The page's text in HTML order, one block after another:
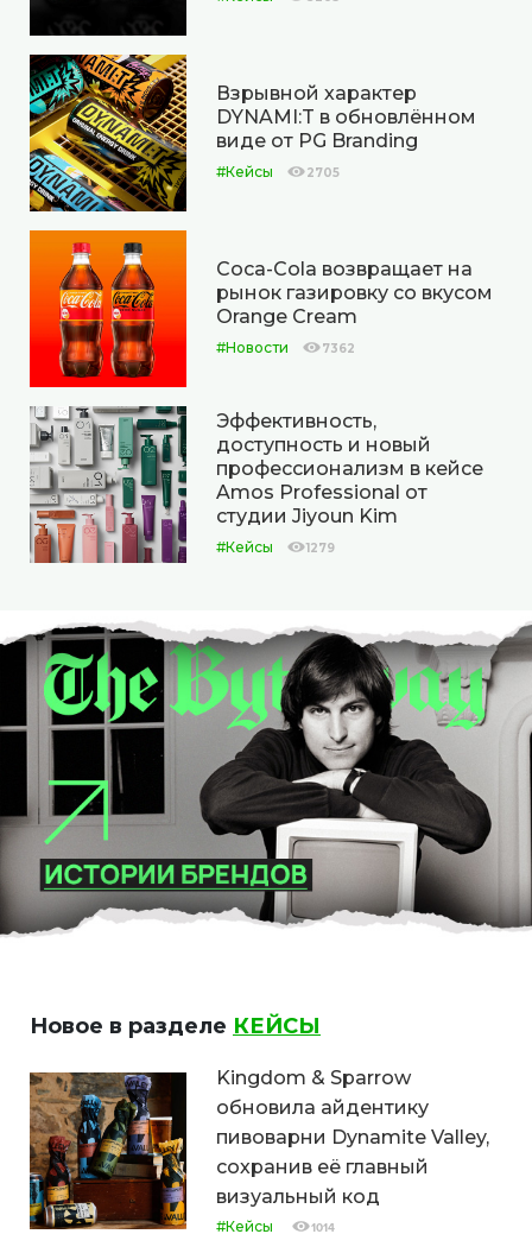
Взрывной характер
DYNAMI:T в обновлённом
виде от PG Branding
#Кейсы 2705
Coca-Cola возвращает на
рынок газировку со вкусом
Orange Cream
#Новости 7362
Эффективность,
доступность и новый
профессионализм в кейсе
Amos Professional от
студии Jiyoun Kim
#Кейсы 1279
Новое в разделе КЕЙСЫ
Kingdom & Sparrow
обновила айдентику
пивоварни Dynamite Valley,
сохранив её главный
визуальный код
#Кейсы 1014